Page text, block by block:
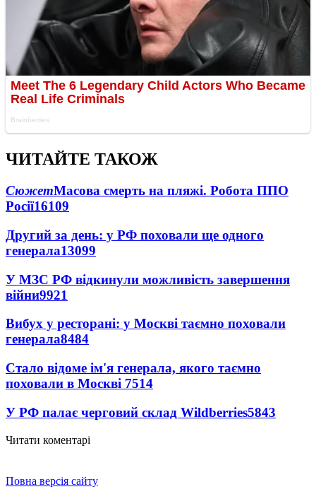
ЧИТАЙТЕ ТАКОЖ
СюжетМасова смерть на пляжі. Робота ППО
Росії16109
Другий за день: у РФ поховали ще одного
генерала13099
У МЗС РФ відкинули можливість завершення
війни9921
Вибух у ресторані: у Москві таємно поховали
генерала8484
Стало відоме ім'я генерала, якого таємно
поховали в Москві 7514
У РФ палає черговий склад Wildberries5843
Читати коментарі
Повна версія сайту